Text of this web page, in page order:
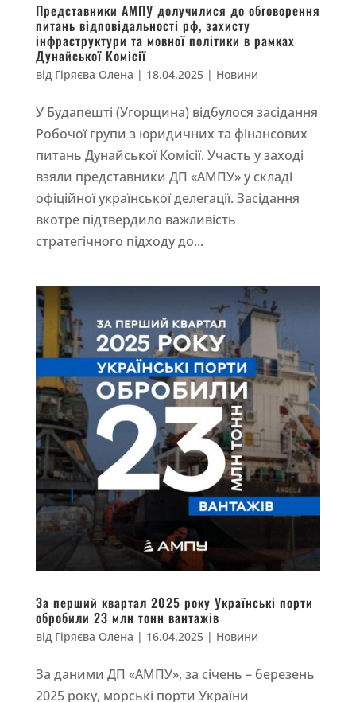
Представники АМПУ долучилися до обговорення
питань відповідальності рф, захисту
інфраструктури та мовної політики в рамках
Дунайської Комісії
від Гіряєва Олена | 18.04.2025| Новини
У Будапешті (Угорщина) відбулося засідання
Робочої групи з юридичних та фінансових
питань Дунайської Комісії. Участь у заході
взяли представники ДП «АМПУ» у складі
офіційної української делегації. Засідання
вкотре підтвердило важливість
стратегічного підходу до...
За перший квартал 2025 року Українські порти
обробили 23 млн тонн вантажів
від Гіряєва Олена | 16.04.2025| Новини
За даними ДП «АМПУ», за січень – березень
2025 року, морські порти України